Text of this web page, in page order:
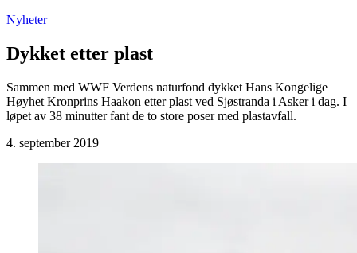
Nyheter
Dykket etter plast
Sammen med WWF Verdens naturfond dykket Hans Kongelige
Høyhet Kronprins Haakon etter plast ved Sjøstranda i Asker i dag. I
løpet av 38 minutter fant de to store poser med plastavfall.
4. september 2019